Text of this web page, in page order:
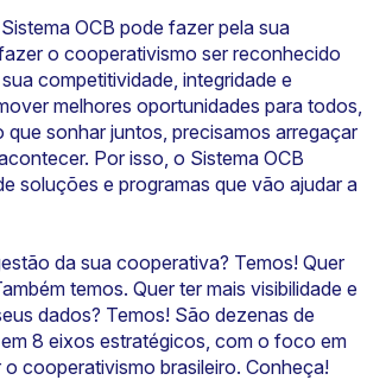
OCB pode fazer pela sua
o cooperativismo ser reconhecido
competitividade, integridade e
melhores oportunidades para todos,
que sonhar juntos, precisamos arregaçar
Por isso, o Sistema OCB
soluções e programas que vão ajudar a
da sua cooperativa? Temos! Quer
temos. Quer ter mais visibilidade e
dados? Temos! São dezenas de
8 eixos estratégicos, com o foco em
cooperativismo brasileiro. Conheça!